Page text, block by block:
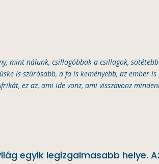
mint nálunk, csillogóbbak a csillagok,
is szúrósabb, a fa is keményebb, az ember
ez az, ami ide vonz, ami visszavonz
egyik legizgalmasabb helye.